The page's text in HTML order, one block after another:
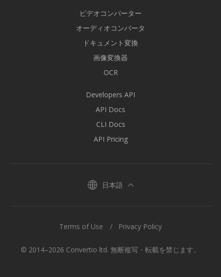
ビデオコンバーター
オーディオコンバータ
ドキュメント変換
画像変換器
OCR
Developers API
API Docs
CLI Docs
API Pricing
日本語
© 2014–2026 Convertio ltd. 無断複写・転載を禁じます。
Terms of Use Privacy Policy